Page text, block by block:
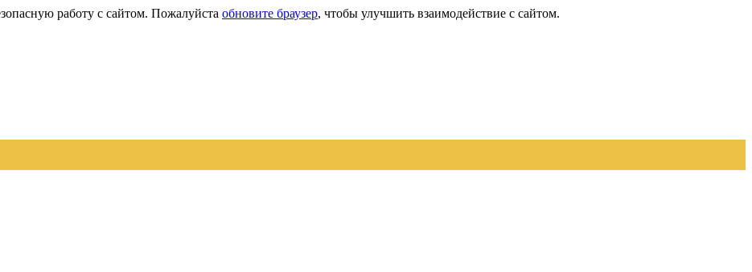
работу с сайтом. Пожалуйста обновите браузер, чтобы улучшить взаимодействие с сайтом.